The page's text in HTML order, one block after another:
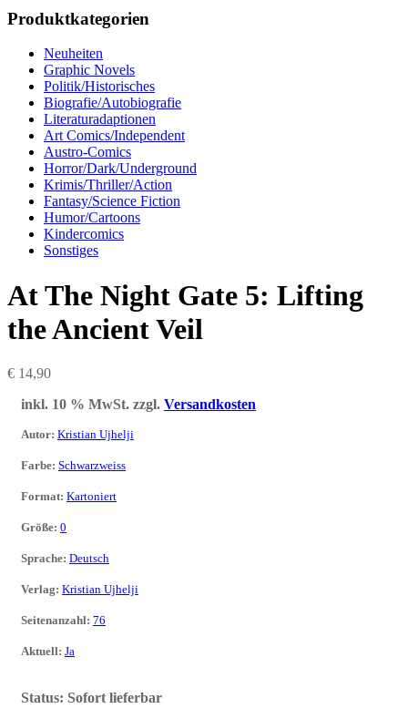
Produktkategorien
Neuheiten
Graphic Novels
Politik/Historisches
Biografie/Autobiografie
Literaturadaptionen
Art Comics/Independent
Austro-Comics
Horror/Dark/Underground
Krimis/Thriller/Action
Fantasy/Science Fiction
Humor/Cartoons
Kindercomics
Sonstiges
At The Night Gate 5: Lifting
the Ancient Veil
€ 14,90
inkl. 10 % MwSt. zzgl. Versandkosten
Autor: Kristian Ujhelji
Farbe: Schwarzweiss
Format: Kartoniert
Größe: 0
Sprache: Deutsch
Verlag: Kristian Ujhelji
Seitenanzahl: 76
Aktuell: Ja
Status: Sofort lieferbar